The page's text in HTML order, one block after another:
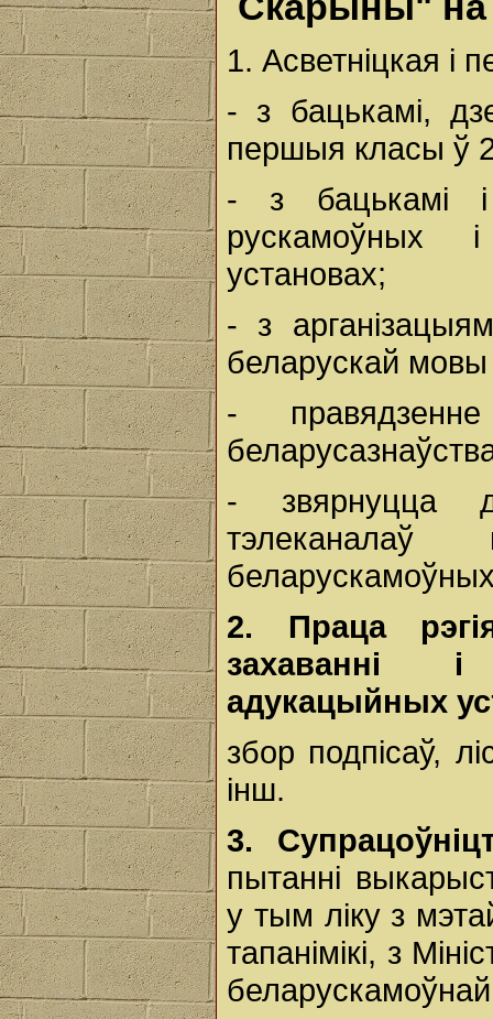
1. Асветніцкая і
- з бацькамі,
першыя класы ў
- з бацькамі
рускамоўных
установах;
- з
беларускай мовы
-
- звярнуцца
2. Праца
захаванні і
адукацыйных
збор подпісаў,
інш.
3.
пытанні
у тым ліку з
тапанімікі, з